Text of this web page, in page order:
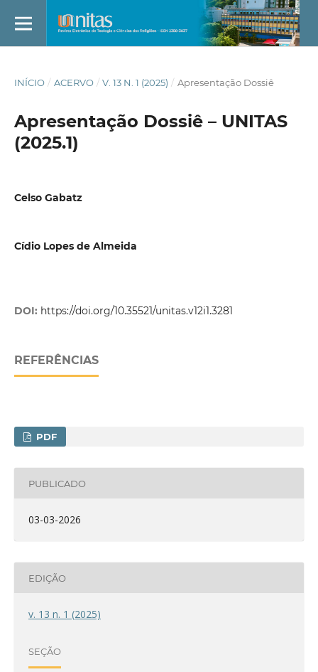
INÍCIO / ACERVO / V. 13 N. 1 (2025) / Apresentação Dossiê
Apresentação Dossiê – UNITAS
(2025.1)
Celso Gabatz
Cídio Lopes de Almeida
DOI: https://doi.org/10.35521/unitas.v12i1.3281
REFERÊNCIAS
PDF
PUBLICADO
03-03-2026
EDIÇÃO
v. 13 n. 1 (2025)
SEÇÃO